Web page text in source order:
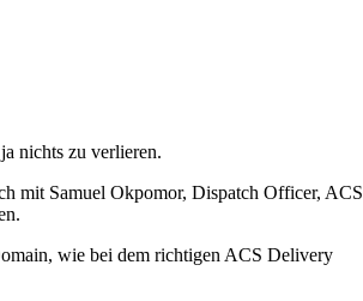
nichts zu verlieren.
mit Samuel Okpomor, Dispatch Officer, ACS
wie bei dem richtigen ACS Delivery